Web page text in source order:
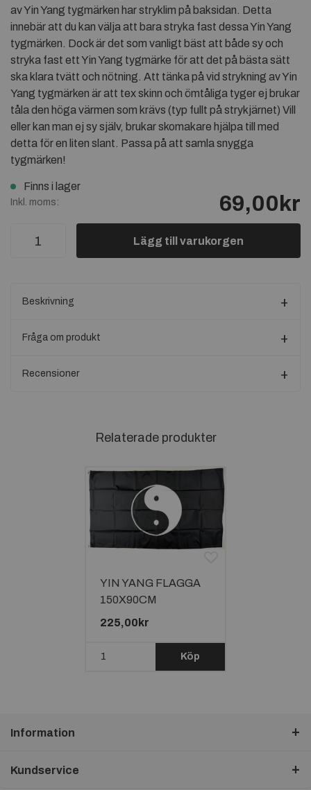
av Yin Yang tygmärken har stryklim på baksidan. Detta
innebär att du kan välja att bara stryka fast dessa Yin Yang
tygmärken. Dock är det som vanligt bäst att både sy och
stryka fast ett Yin Yang tygmärke för att det på bästa sätt
ska klara tvätt och nötning. Att tänka på vid strykning av Yin
Yang tygmärken är att tex skinn och ömtåliga tyger ej brukar
tåla den höga värmen som krävs (typ fullt på strykjärnet) Vill
eller kan man ej sy själv, brukar skomakare hjälpa till med
detta för en liten slant. Passa på att samla snygga
tygmärken!
Finns i lager
Inkl. moms: 69,00kr
Lägg till varukorgen
Beskrivning
Fråga om produkt
Recensioner
Relaterade produkter
YIN YANG FLAGGA
150X90CM
225,00kr
Köp
Information
Kundservice